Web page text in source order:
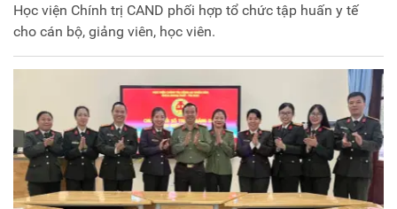
Học viện Chính trị CAND phối hợp tổ chức tập huấn y tế
cho cán bộ, giảng viên, học viên.